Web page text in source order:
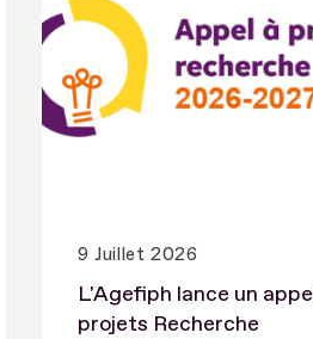
9 Juillet 2026
L'Agefiph lance un
projets Recherche